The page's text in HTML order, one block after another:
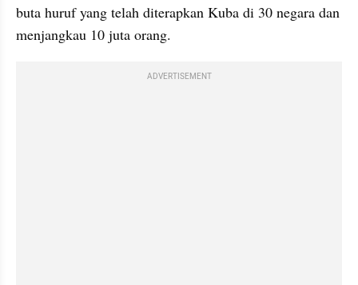
buta huruf yang telah diterapkan Kuba di 30 negara dan
menjangkau 10 juta orang.
ADVERTISEMENT